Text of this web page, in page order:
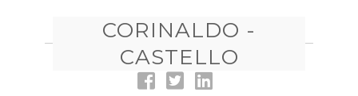
CORINALDO -
CASTELLO